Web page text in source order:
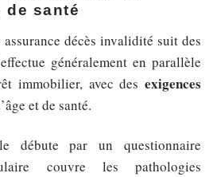
de santé
décès invalidité suit des
généralement en parallèle
immobilier, avec des exigences
et de santé.
débute par un questionnaire
couvre les pathologies